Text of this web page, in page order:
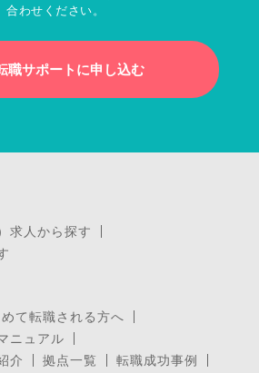
合わせください。
職サポートに申し込む
求人から探す
て転職される方へ
ニュアル
介
拠点一覧
転職成功事例